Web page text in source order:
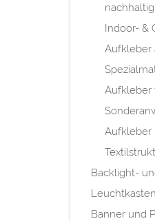
nachhaltig
Indoor- &
Aufkleber
Aufkleber
Aufkleber
Backlight-
Banner und